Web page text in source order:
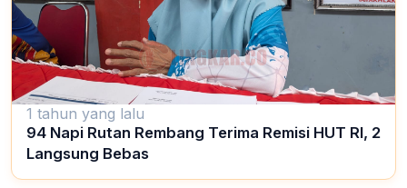
1 tahun yang lalu
94 Napi Rutan Rembang Terima Remisi HUT RI, 2
Langsung Bebas